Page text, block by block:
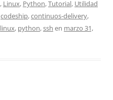
, Linux, Python,Tutorial, Utilidad
codeship,continuos-delivery,
linux, python,ssh en marzo 31,